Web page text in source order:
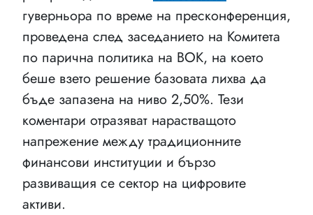
гуверньора по време на пресконференция,
проведена след заседанието на Комитета
по парична политика на BOK, на което
беше взето решение базовата лихва да
бъде запазена на ниво 2,50%. Тези
коментари отразяват нарастващото
напрежение между традиционните
финансови институции и бързо
развиващия се сектор на цифровите
активи.